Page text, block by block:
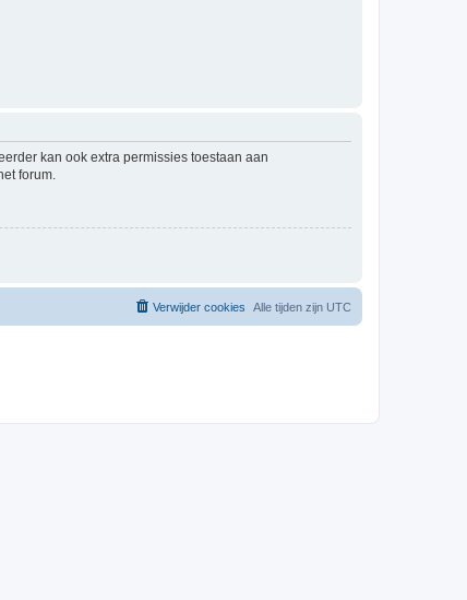
kan ook extra permissies toestaan aan
forum.
Alle tijden zijn UTC
Verwijder cookies